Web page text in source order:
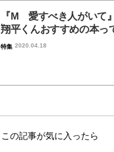
『M 愛すべき人がいて
翔平くんおすすめの本っ
特集 2020.04.18
この記事が気に入ったら